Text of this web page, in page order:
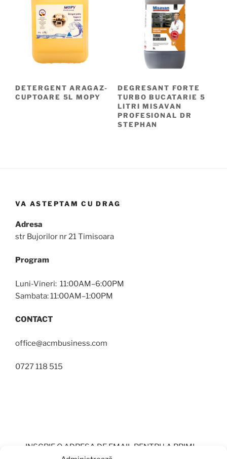
DETERGENT ARAGAZ-
CUPTOARE 5L MOPY
DEGRESANT FORTE
TURBO BUCATARIE 5
LITRI MISAVAN
PROFESIONAL DR
STEPHAN
VA ASTEPTAM CU DRAG
Adresa
str Bujorilor nr 21 Timisoara
Program
Luni-Vineri: 11:00AM–6:00PM
Sambata: 11:00AM–1:00PM
CONTACT
office@acmbusiness.com
0727 118 515
INSCRIE O ADRESA DE EMAIL PENTRU A PRIMI